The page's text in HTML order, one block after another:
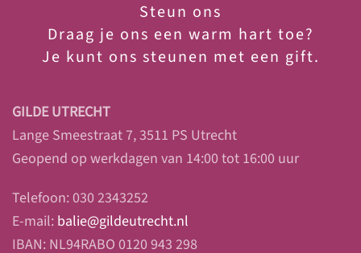
Steun ons
Draag je ons een warm hart toe?
Je kunt ons steunen met een gift.
GILDE UTRECHT
Lange Smeestraat 7, 3511 PS Utrecht
Geopend op werkdagen van 14:00 tot 16:00 uur
Telefoon: 030 2343252
E-mail: balie@gildeutrecht.nl
IBAN: NL94RABO 0120 943 298